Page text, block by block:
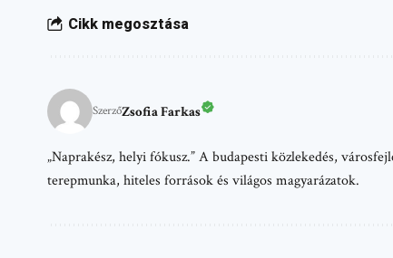
Cikk megosztása
SzerzőZsofia Farkas
„Naprakész, helyi fókusz.” A budapesti közlekedés,
terepmunka, hiteles források és világos magyarázatok.